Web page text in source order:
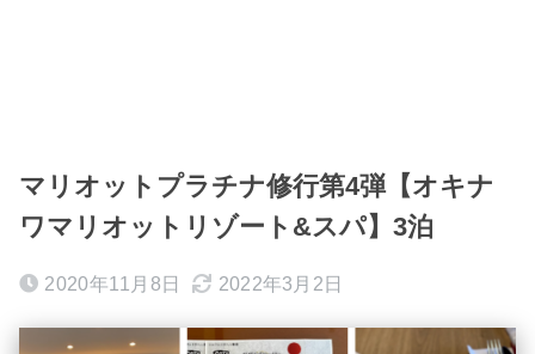
マリオットプラチナ修行第4弾【オキナ
ワマリオットリゾート&スパ】3泊
2020年11月8日 2022年3月2日